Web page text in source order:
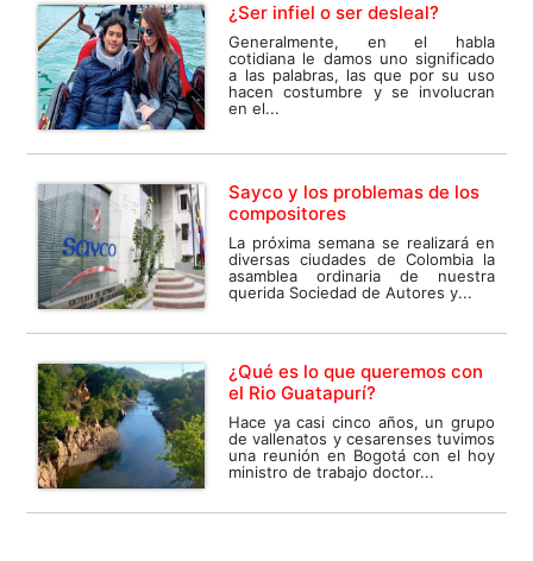
¿Ser infiel o ser desleal?
Generalmente, en el habla
cotidiana le damos uno significado
a las palabras, las que por su uso
hacen costumbre y se involucran
en el...
Sayco y los problemas de los
compositores
La próxima semana se realizará en
diversas ciudades de Colombia la
asamblea ordinaria de nuestra
querida Sociedad de Autores y...
¿Qué es lo que queremos con
el Rio Guatapurí?
Hace ya casi cinco años, un grupo
de vallenatos y cesarenses tuvimos
una reunión en Bogotá con el hoy
ministro de trabajo doctor...